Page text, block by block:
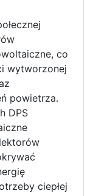
co
wytworzonej
powietrza.
DPS
ciepłej